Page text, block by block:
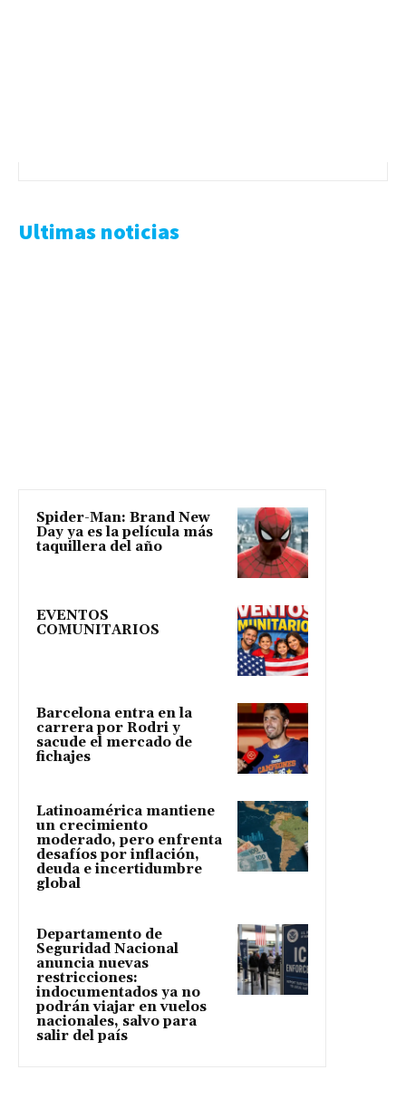
Ultimas noticias
Spider-Man: Brand New
Day ya es la película más
taquillera del año
EVENTOS
COMUNITARIOS
Barcelona entra en la
carrera por Rodri y
sacude el mercado de
fichajes
Latinoamérica mantiene
un crecimiento
moderado, pero enfrenta
desafíos por inflación,
deuda e incertidumbre
global
Departamento de
Seguridad Nacional
anuncia nuevas
restricciones:
indocumentados ya no
podrán viajar en vuelos
nacionales, salvo para
salir del país